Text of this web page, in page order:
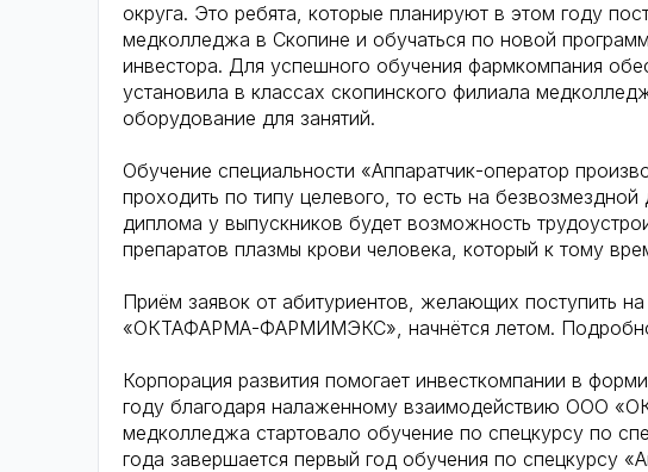
округа. Это ребята, которые планируют в этом году
медколледжа в Скопине и обучаться по новой
инвестора. Для успешного обучения фармкомпания
установила в классах скопинского филиала
оборудование для занятий.
Обучение специальности «Аппаратчик-оператор
проходить по типу целевого, то есть на
диплома у выпускников будет возможность
препаратов плазмы крови человека, который к тому
Приём заявок от абитуриентов, желающих поступить
«ОКТАФАРМА-ФАРМИМЭКС», начнётся летом.
Корпорация развития помогает инвесткомпании в
году благодаря налаженному взаимодействию ООО
медколледжа стартовало обучение по спецкурсу по
года завершается первый год обучения по спецкурсу